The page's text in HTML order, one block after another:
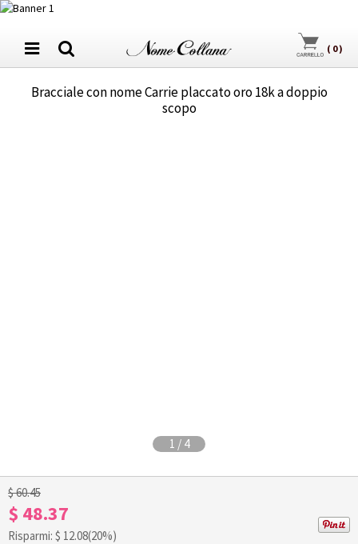
( 0)
Bracciale con nome Carrie placcato oro 18k a doppio
scopo
1 / 4
$ 60.45
$ 48.37
Risparmi: $ 12.08(20%)